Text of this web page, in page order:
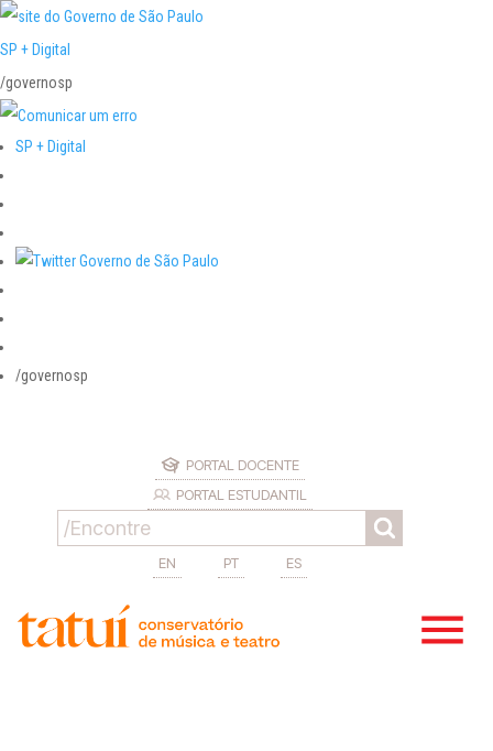
SP + Digital
/governosp
SP + Digital
/governosp
PORTAL DOCENTE
PORTAL ESTUDANTIL
EN PT ES